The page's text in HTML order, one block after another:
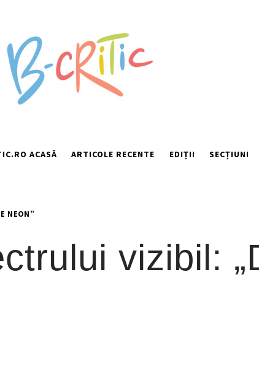
ACASĂ ARTICOLE RECENTE EDIȚII SECȚIUNI
NEON”
vizibil: